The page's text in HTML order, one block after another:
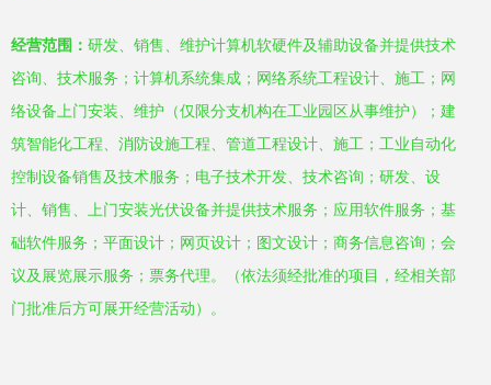
经营范围： 研发、销售、维护计算机软硬件及辅助设备并提供技术
咨询、技术服务；计算机系统集成；网络系统工程设计、施工；网
络设备上门安装、维护（仅限分支机构在工业园区从事维护）；建
筑智能化工程、消防设施工程、管道工程设计、施工；工业自动化
控制设备销售及技术服务；电子技术开发、技术咨询；研发、设
计、销售、上门安装光伏设备并提供技术服务；应用软件服务；基
础软件服务；平面设计；网页设计；图文设计；商务信息咨询；会
议及展览展示服务；票务代理。（依法须经批准的项目，经相关部
门批准后方可展开经营活动）。